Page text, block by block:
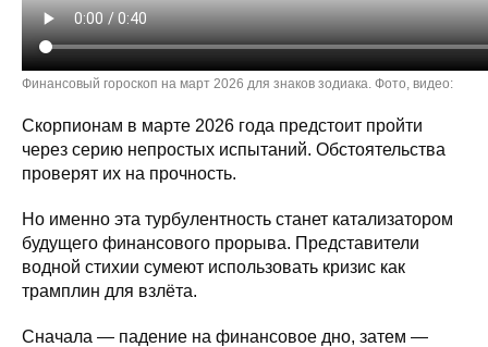
Финансовый гороскоп на март 2026 для знаков зодиака. Фото, видео:
Скорпионам в марте 2026 года предстоит пройти
через серию непростых испытаний. Обстоятельства
проверят их на прочность.
Но именно эта турбулентность станет катализатором
будущего финансового прорыва. Представители
водной стихии сумеют использовать кризис как
трамплин для взлёта.
Сначала — падение на финансовое дно, затем —